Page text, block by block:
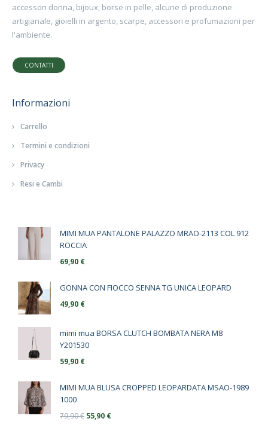
accessori donna, bijoux, borse in pelle, alcune di produzione
artigianale, gioielli in argento, scarpe, accessori e profumazioni per
l'ambiente.
CONTATTI
Informazioni
Carrello
Termini e condizioni
Privacy
Resi e Cambi
MIMI MUA PANTALONE PALAZZO MRAO-2113 COL 912
ROCCIA
69,90 €
GONNA CON FIOCCO SENNA TG UNICA LEOPARD
49,90 €
mimi mua BORSA CLUTCH BOMBATA NERA M8
Y201530
59,90 €
MIMI MUA BLUSA CROPPED LEOPARDATA MSAO-1989
1000
79,90€ 55,90 €